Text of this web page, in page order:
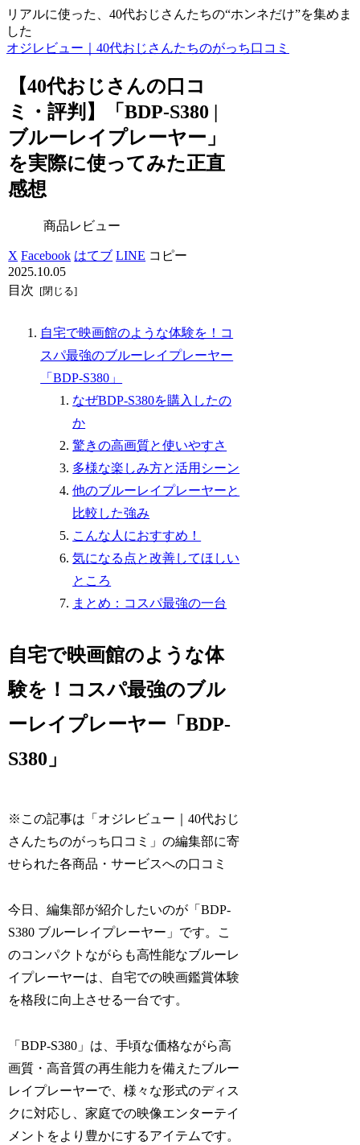
リアルに使った、40代おじさんたちの“ホンネだけ”を集めま
した
オジレビュー｜40代おじさんたちのがっち口コミ
【40代おじさんの口コ
ミ・評判】「BDP-S380 |
ブルーレイプレーヤー」
を実際に使ってみた正直
感想
商品レビュー
X Facebook はてブ LINE コピー
2025.10.05
目次
自宅で映画館のような体験を！コ
スパ最強のブルーレイプレーヤー
「BDP-S380」
なぜBDP-S380を購入したの
か
驚きの高画質と使いやすさ
多様な楽しみ方と活用シーン
他のブルーレイプレーヤーと
比較した強み
こんな人におすすめ！
気になる点と改善してほしい
ところ
まとめ：コスパ最強の一台
自宅で映画館のような体
験を！コスパ最強のブル
ーレイプレーヤー「BDP-
S380」
※この記事は「オジレビュー｜40代おじ
さんたちのがっち口コミ」の編集部に寄
せられた各商品・サービスへの口コミ
今日、編集部が紹介したいのが「BDP-
S380 ブルーレイプレーヤー」です。こ
のコンパクトながらも高性能なブルーレ
イプレーヤーは、自宅での映画鑑賞体験
を格段に向上させる一台です。
「BDP-S380」は、手頃な価格ながら高
画質・高音質の再生能力を備えたブルー
レイプレーヤーで、様々な形式のディス
クに対応し、家庭での映像エンターテイ
メントをより豊かにするアイテムです。